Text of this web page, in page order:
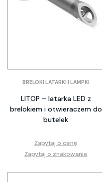
BRELOKI LATARKI I LAMPKI
LITOP – latarka LED z
brelokiem i otwieraczem do
butelek
Zapytaj o cenę
Zapytaj o znakowanie